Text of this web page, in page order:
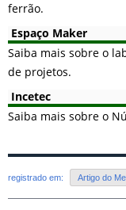
ferrão.
Espaço Maker
Saiba mais sobre o
de projetos.
Incetec
Saiba mais sobre o
registrado em: Artigo do